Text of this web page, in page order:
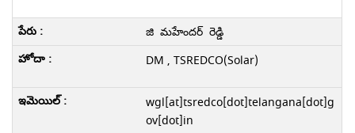
జి మహేందర్ రెడ్డి
DM , TSREDCO(Solar)
wgl[at]tsredco[dot]telangana[dot]g
ov[dot]in